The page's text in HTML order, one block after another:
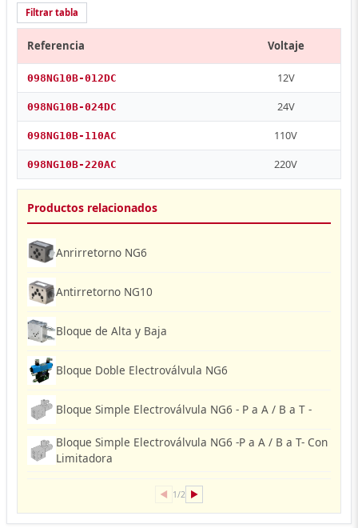
Filtrar tabla
Referencia Voltaje
098NG10B-012DC 12V
098NG10B-024DC 24V
098NG10B-110AC 110V
098NG10B-220AC 220V
Productos relacionados
Anrirretorno NG6
Antirretorno NG10
Bloque de Alta y Baja
Bloque Doble Electroválvula NG6
Bloque Simple Electroválvula NG6 - P a A / B a T -
Bloque Simple Electroválvula NG6 -P a A / B a T- Con
Limitadora
◀ 1/2 ▶